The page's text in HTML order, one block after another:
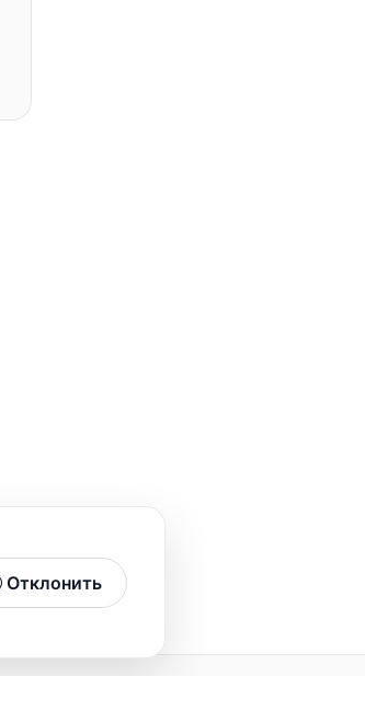
Отклонить